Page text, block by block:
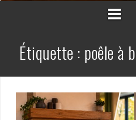
Étiquette : poêle à